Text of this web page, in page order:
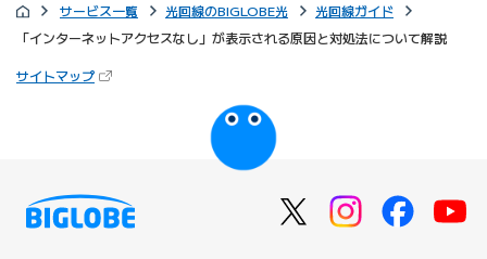
サービス一覧 光回線のBIGLOBE光
光回線ガイド
「インターネットアクセスなし」が表示される原因と対処法について解説
サイトマップ（新しいタブで開きます）
びっぷるのページ